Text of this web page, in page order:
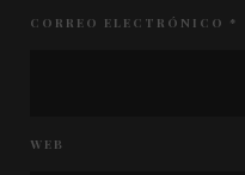
CORREO ELECTRÓNICO *
WEB